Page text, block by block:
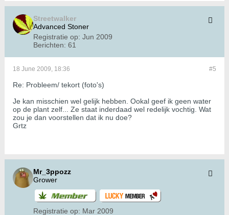
Streetwalker
Advanced Stoner
Registratie op: Jun 2009
Berichten: 61
#5
18 June 2009, 18:36
Re: Probleem/ tekort (foto's)
Je kan misschien wel gelijk hebben. Ookal geef ik geen water
op de plant zelf... Ze staat inderdaad wel redelijk vochtig. Wat
zou je dan voorstellen dat ik nu doe?
Grtz
Mr_3ppozz
Grower
Registratie op: Mar 2009